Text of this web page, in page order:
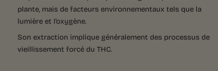
plante, mais de facteurs environnementaux tels que la
lumière et l’oxygène.
Son extraction implique généralement des processus de
vieillissement forcé du THC.